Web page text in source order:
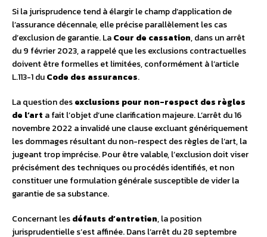
Si la jurisprudence tend à élargir le champ d’application de
l’assurance décennale, elle précise parallèlement les cas
d’exclusion de garantie. LaCour de cassation, dans un arrêt
du 9 février 2023, a rappelé que les exclusions contractuelles
doivent être formelles et limitées, conformément à l’article
L.113-1 duCode des assurances.
La question desexclusions pour non-respect des règles
de l’art a fait l’objet d’une clarification majeure. L’arrêt du 16
novembre 2022 a invalidé une clause excluant génériquement
les dommages résultant du non-respect des règles de l’art, la
jugeant trop imprécise. Pour être valable, l’exclusion doit viser
précisément des techniques ou procédés identifiés, et non
constituer une formulation générale susceptible de vider la
garantie de sa substance.
Concernant lesdéfauts d’entretien, la position
jurisprudentielle s’est affinée. Dans l’arrêt du 28 septembre